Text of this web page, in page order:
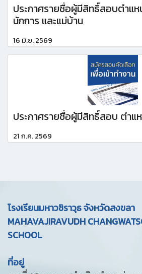
ประกาศรายชื่อผู้มีสิทธิ์สอบตำแ
นักการ และแม่บ้าน
16 มิ.ย. 2569
ประกาศรายชื่อผู้มีสิทธิ์สอบ ตำแ
21 ก.ค. 2569
โรงเรียนมหาวชิราวุธ จังหวัดสงขลา
MAHAVAJIRAVUDH
SCHOOL
ที่อยู่